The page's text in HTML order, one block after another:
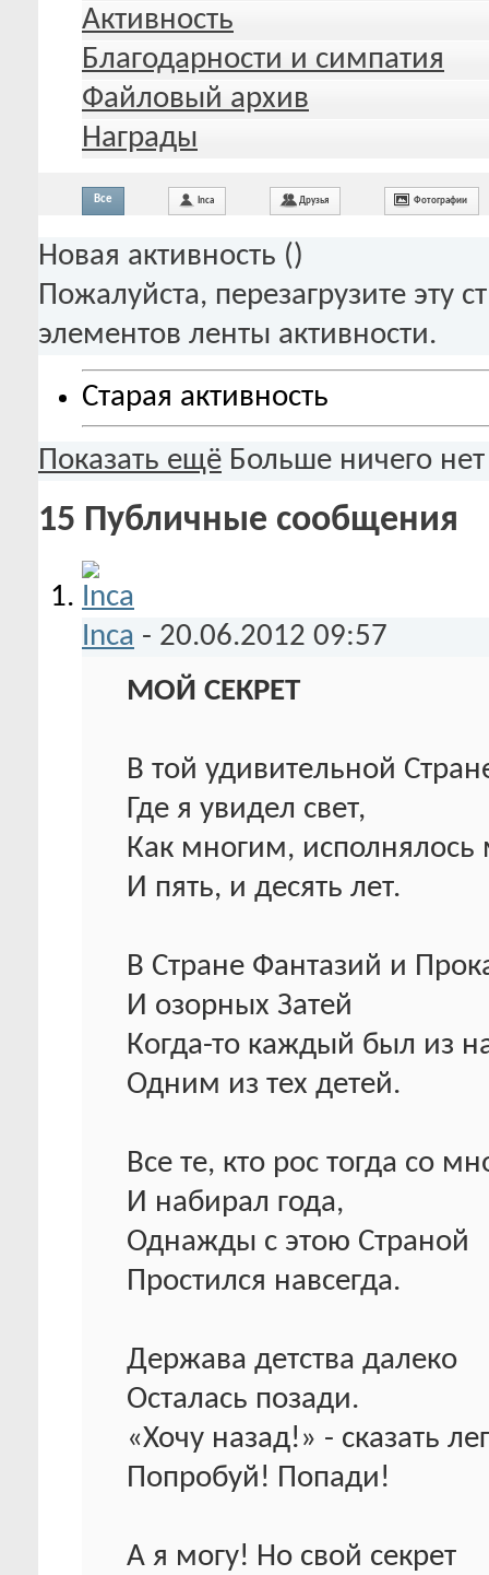
Активность
Благодарности и симпатия
Файловый архив
Награды
Все Inca Друзья Фотографии
Новая активность ()
Пожалуйста, перезагрузите эту
элементов ленты активности.
Старая активность
Показать ещё Больше ничего нет
15 Публичные сообщения
Inca - 20.06.2012 09:57
МОЙ СЕКРЕТ
В той удивительной
Где я увидел свет,
Как многим, исполнялось
И пять, и десять лет.
В Стране Фантазий и
И озорных Затей
Когда-то каждый был из
Одним из тех детей.
Все те, кто рос тогда со
И набирал года,
Однажды с этою Страной
Простился навсегда.
Держава детства далеко
Осталась позади.
«Хочу назад!» - сказать
Попробуй! Попади!
А я могу! Но свой секрет